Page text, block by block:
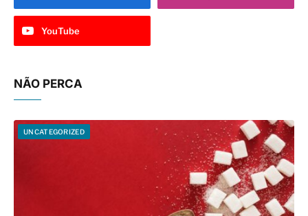
YouTube
NÃO PERCA
UNCATEGORIZED